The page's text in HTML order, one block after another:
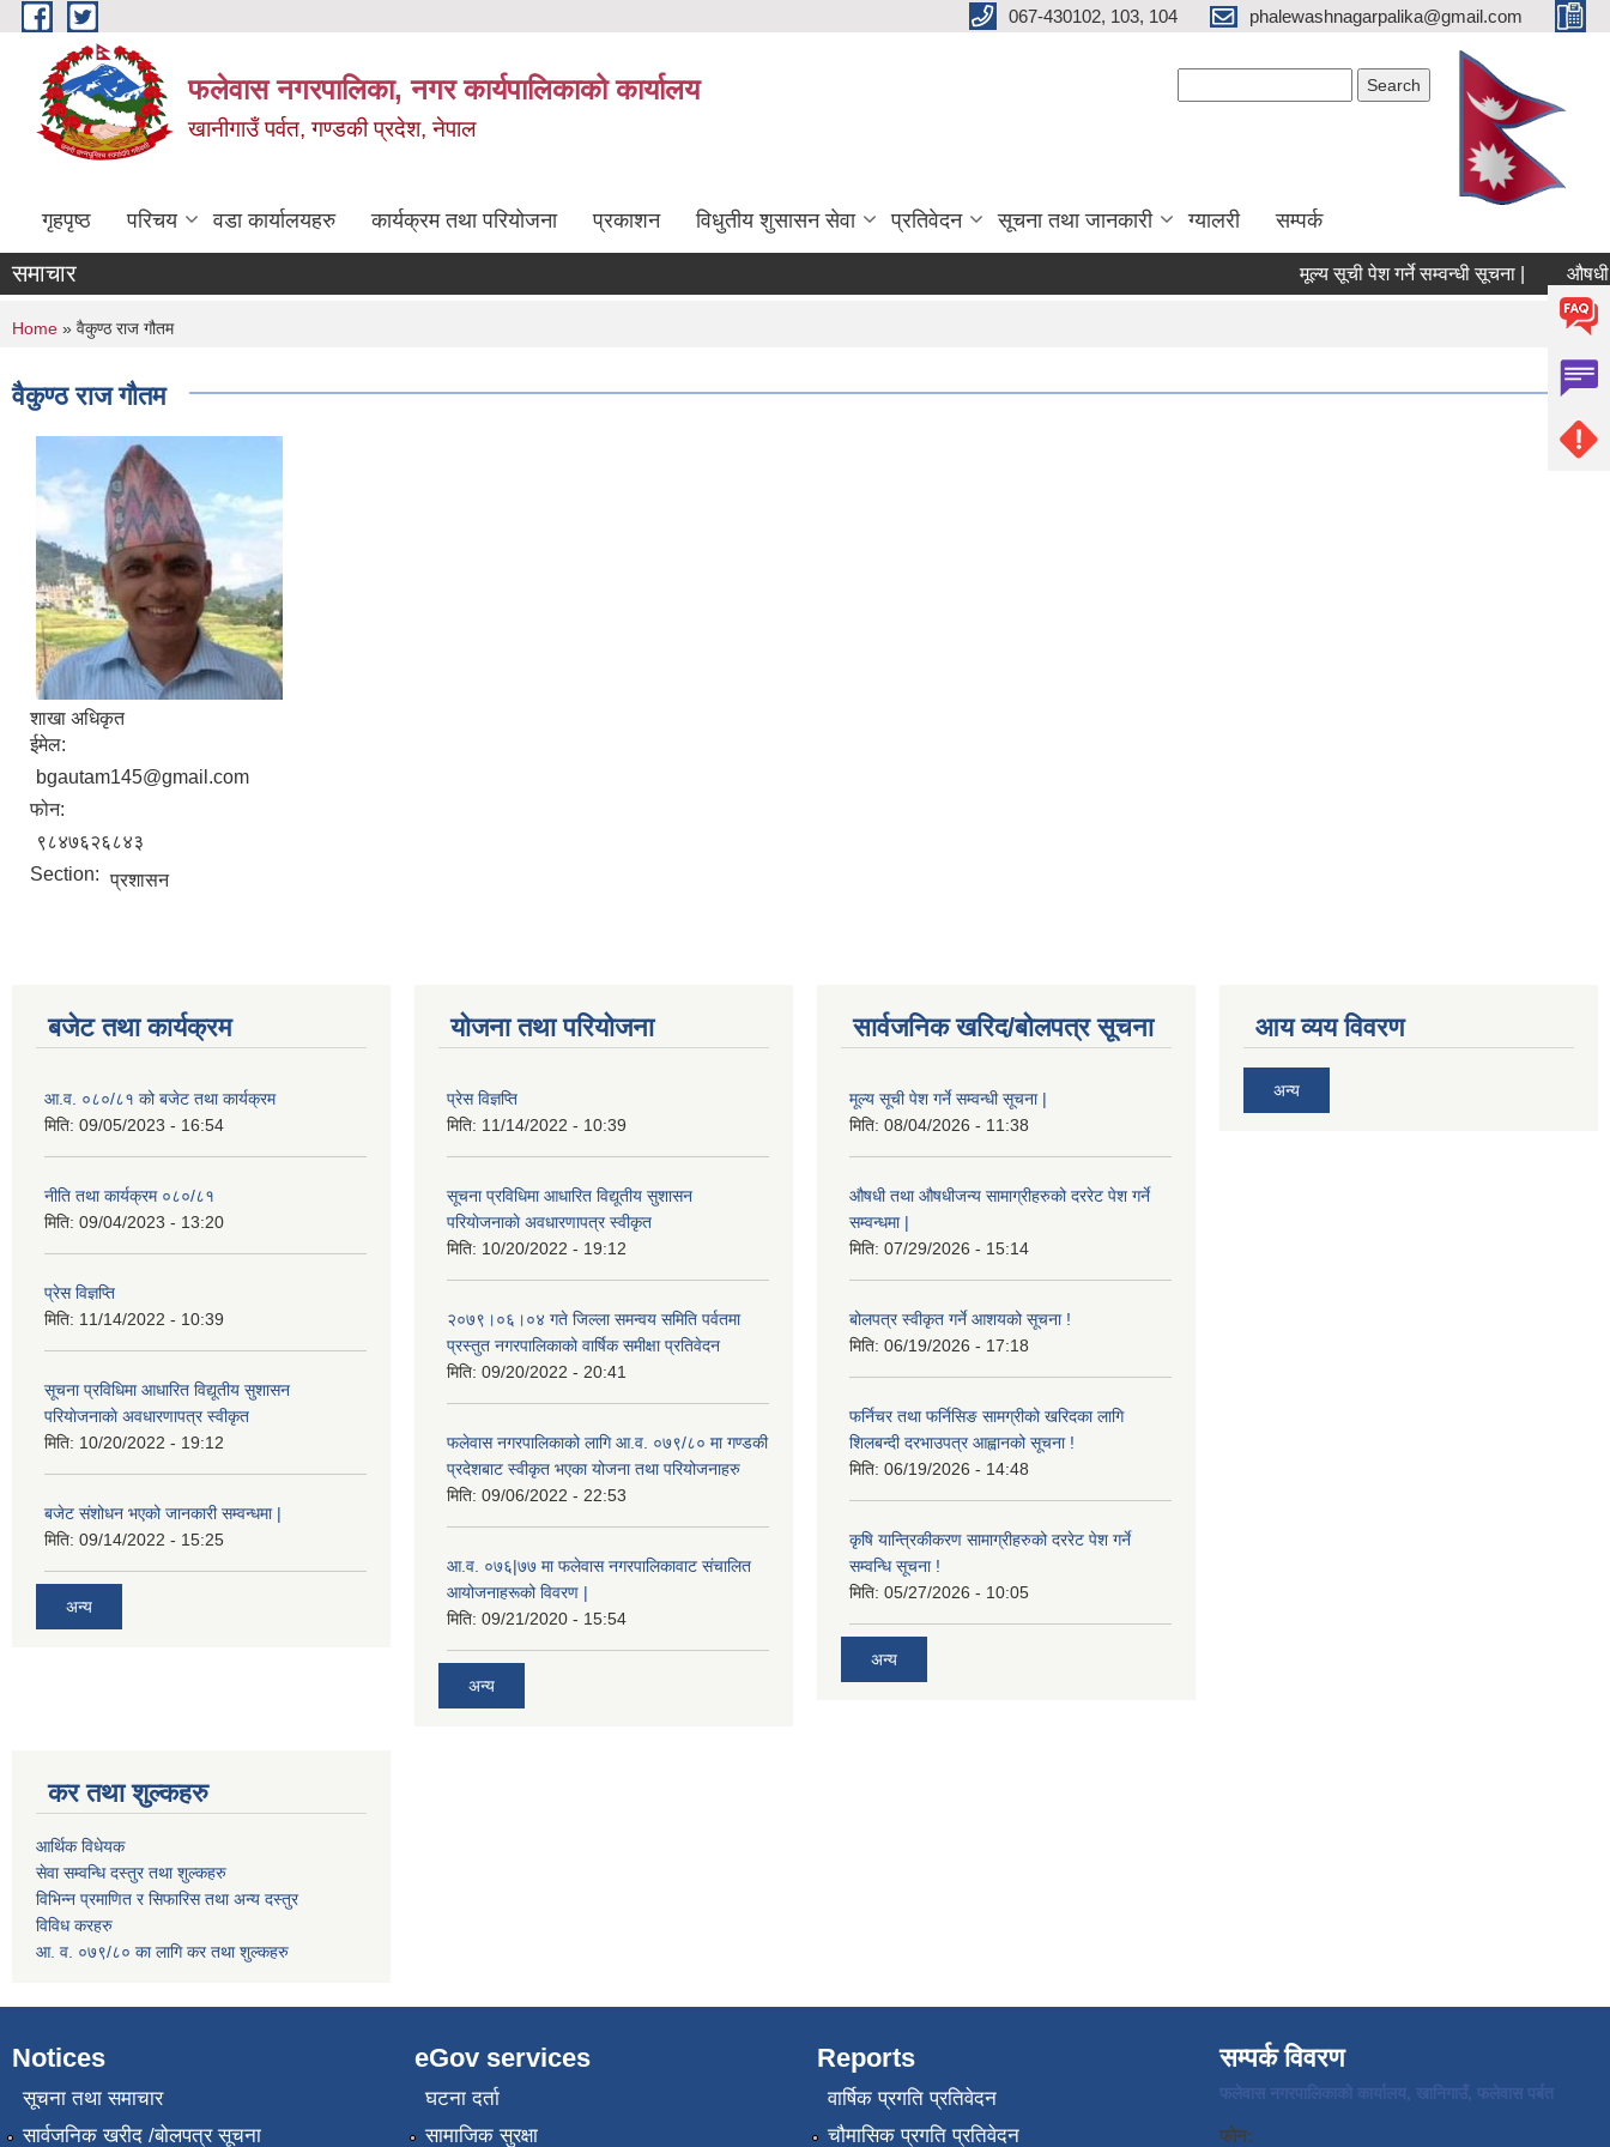
Skip to main content 067-430102, 103, 104 phalewashnagarpalika@gmail.com
फलेवास नगरपालिका, नगर कार्यपालिकाको कार्यालय
खानीगाउँ पर्वत, गण्डकी प्रदेश, नेपाल
गृहपृष्ठ परिचय वडा कार्यालयहरु कार्यक्रम तथा परियोजना प्रकाशन विधुतीय शुसासन सेवा प्रतिवेदन सूचना तथा जानकारी ग्यालरी सम्पर्क
समाचार मूल्य सूची पेश गर्ने सम्वन्धी सूचना | औषधी
You are here
Home » वैकुण्ठ राज गौतम
वैकुण्ठ राज गौतम
शाखा अधिकृत
ईमेल:
bgautam145@gmail.com
फोन:
९८४७६२६८४३
Section: प्रशासन
बजेट तथा कार्यक्रम
आ.व. ०८०/८१ को बजेट तथा कार्यक्रम
मिति: 09/05/2023 - 16:54
नीति तथा कार्यक्रम ०८०/८१
मिति: 09/04/2023 - 13:20
प्रेस विज्ञप्ति
मिति: 11/14/2022 - 10:39
सूचना प्रविधिमा आधारित विद्यूतीय सुशासन
परियाेजनाकाे अवधारणापत्र स्वीकृत
मिति: 10/20/2022 - 19:12
बजेट संशोधन भएको जानकारी सम्वन्धमा |
मिति: 09/14/2022 - 15:25
अन्य
योजना तथा परियोजना
प्रेस विज्ञप्ति
मिति: 11/14/2022 - 10:39
सूचना प्रविधिमा आधारित विद्यूतीय सुशासन
परियाेजनाकाे अवधारणापत्र स्वीकृत
मिति: 10/20/2022 - 19:12
२०७९।०६।०४ गते जिल्ला समन्वय समिति पर्वतमा
प्रस्तुत नगरपालिकाको वार्षिक समीक्षा प्रतिवेदन
मिति: 09/20/2022 - 20:41
फलेवास नगरपालिकाको लागि आ.व. ०७९/८० मा गण्डकी
प्रदेशबाट स्वीकृत भएका योजना तथा परियोजनाहरु
मिति: 09/06/2022 - 22:53
आ.व. ०७६|७७ मा फलेवास नगरपालिकावाट संचालित
आयोजनाहरूको विवरण |
मिति: 09/21/2020 - 15:54
अन्य
सार्वजनिक खरिद/बोलपत्र सूचना
मूल्य सूची पेश गर्ने सम्वन्धी सूचना |
मिति: 08/04/2026 - 11:38
औषधी तथा औषधीजन्य सामाग्रीहरुको दररेट पेश गर्ने
सम्वन्धमा |
मिति: 07/29/2026 - 15:14
बोलपत्र स्वीकृत गर्ने आशयको सूचना !
मिति: 06/19/2026 - 17:18
फर्निचर तथा फर्निसिङ सामग्रीको खरिदका लागि
शिलबन्दी दरभाउपत्र आह्वानको सूचना !
मिति: 06/19/2026 - 14:48
कृषि यान्त्रिकीकरण सामाग्रीहरुको दररेट पेश गर्ने
सम्वन्धि सूचना !
मिति: 05/27/2026 - 10:05
अन्य
आय व्यय विवरण
अन्य
कर तथा शुल्कहरु
आर्थिक विधेयक
सेवा सम्वन्धि दस्तुर तथा शुल्कहरु
विभिन्न प्रमाणित र सिफारिस तथा अन्य दस्तुर
विविध करहरु
आ. व. ०७९/८० का लागि कर तथा शुल्कहरु
Notices
सूचना तथा समाचार
सार्वजनिक खरीद /बोलपत्र सूचना
eGov services
घटना दर्ता
सामाजिक सुरक्षा
Reports
वार्षिक प्रगति प्रतिवेदन
चौमासिक प्रगति प्रतिवेदन
सम्पर्क विवरण
फलेवास नगरपालिकाको कार्यालय, खानिगाउँ, फलेवास पर्बत
फोन: